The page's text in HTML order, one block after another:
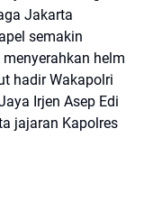
Jakarta
semakin
helm
hadir Wakapolri
Irjen Asep Edi
jajaran Kapolres